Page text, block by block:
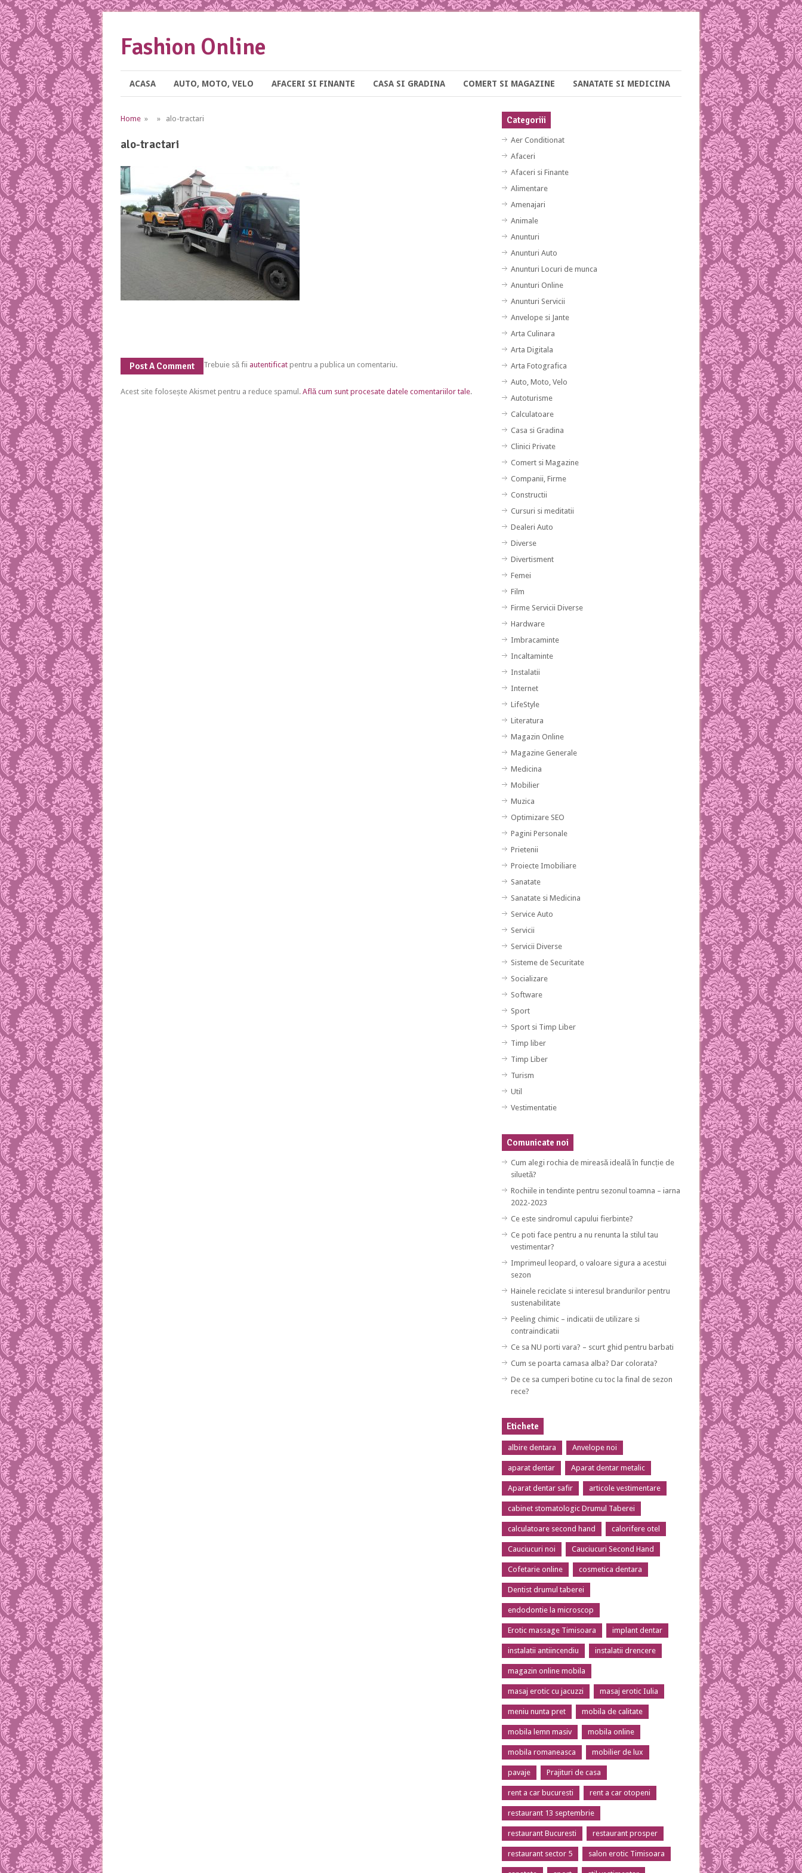
Fashion Online
ACASA AUTO, MOTO, VELO AFACERI SI FINANTE CASA SI GRADINA COMERT SI MAGAZINE SANATATE SI MEDICINA
Home » » alo-tractari
alo-tractari
Post A Comment Trebuie să fii autentificat pentru a publica un comentariu.
Acest site folosește Akismet pentru a reduce spamul. Află cum sunt procesate datele comentariilor tale.
Categoriii
Aer Conditionat
Afaceri
Afaceri si Finante
Alimentare
Amenajari
Animale
Anunturi
Anunturi Auto
Anunturi Locuri de munca
Anunturi Online
Anunturi Servicii
Anvelope si Jante
Arta Culinara
Arta Digitala
Arta Fotografica
Auto, Moto, Velo
Autoturisme
Calculatoare
Casa si Gradina
Clinici Private
Comert si Magazine
Companii, Firme
Constructii
Cursuri si meditatii
Dealeri Auto
Diverse
Divertisment
Femei
Film
Firme Servicii Diverse
Hardware
Imbracaminte
Incaltaminte
Instalatii
Internet
LifeStyle
Literatura
Magazin Online
Magazine Generale
Medicina
Mobilier
Muzica
Optimizare SEO
Pagini Personale
Prietenii
Proiecte Imobiliare
Sanatate
Sanatate si Medicina
Service Auto
Servicii
Servicii Diverse
Sisteme de Securitate
Socializare
Software
Sport
Sport si Timp Liber
Timp liber
Timp Liber
Turism
Util
Vestimentatie
Comunicate noi
Cum alegi rochia de mireasă ideală în funcție de
siluetă?
Rochiile in tendinte pentru sezonul toamna – iarna
2022-2023
Ce este sindromul capului fierbinte?
Ce poti face pentru a nu renunta la stilul tau
vestimentar?
Imprimeul leopard, o valoare sigura a acestui
sezon
Hainele reciclate si interesul brandurilor pentru
sustenabilitate
Peeling chimic – indicatii de utilizare si
contraindicatii
Ce sa NU porti vara? – scurt ghid pentru barbati
Cum se poarta camasa alba? Dar colorata?
De ce sa cumperi botine cu toc la final de sezon
rece?
Etichete
albire dentara Anvelope noi
aparat dentar Aparat dentar metalic
Aparat dentar safir articole vestimentare
cabinet stomatologic Drumul Taberei
calculatoare second hand calorifere otel
Cauciucuri noi Cauciucuri Second Hand
Cofetarie online cosmetica dentara
Dentist drumul taberei
endodontie la microscop
Erotic massage Timisoara implant dentar
instalatii antiincendiu instalatii drencere
magazin online mobila
masaj erotic cu jacuzzi masaj erotic Iulia
meniu nunta pret mobila de calitate
mobila lemn masiv mobila online
mobila romaneasca mobilier de lux
pavaje Prajituri de casa
rent a car bucuresti rent a car otopeni
restaurant 13 septembrie
restaurant Bucuresti restaurant prosper
restaurant sector 5 salon erotic Timisoara